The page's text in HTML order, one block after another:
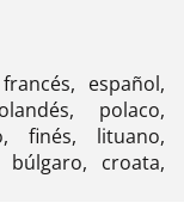
español,
polaco,
finés, lituano,
búlgaro, croata,